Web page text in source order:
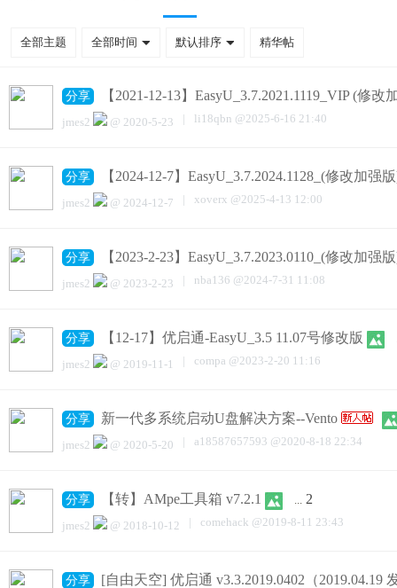
全部主题 全部时间 默认排序 精华帖
分享 【2021-12-13】EasyU_3.7.2021.1119_VIP (修改
jmes2 @ 2020-5-23 | li18qbn @2025-6-16 21:40
分享 【2024-12-7】EasyU_3.7.2024.1128_(修改加强
jmes2 @ 2024-12-7 | xoverx @2025-4-13 12:00
分享 【2023-2-23】EasyU_3.7.2023.0110_(修改加强
jmes2 @ 2023-2-23 | nba136 @2024-7-31 11:08
分享 【12-17】优启通-EasyU_3.5 11.07号修改版
jmes2
@ 2019-11-1 | compa @2023-2-20 11:16
分享 新一代多系统启动U盘解决方案--Vento
jmes2 @ 2020-5-20 | a18587657593 @2020-8-18 22:34
分享 【转】AMpe工具箱 v7.2.1 2
jmes2 @ 2018-10-12 | comehack @2019-8-11 23:43
分享 [自由天空] 优启通 v3.3.2019.0402（2019.04.19